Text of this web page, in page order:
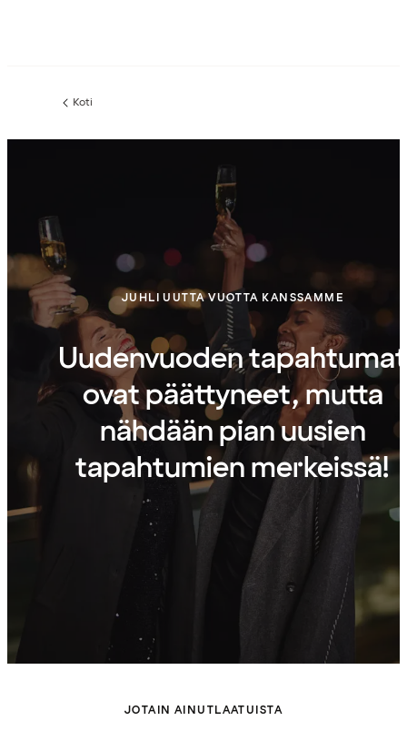
Koti
JUHLI UUTTA VUOTTA KANSSAMME
Uudenvuoden tapahtumat
ovat päättyneet, mutta
nähdään pian uusien
tapahtumien merkeissä!
JOTAIN AINUTLAATUISTA